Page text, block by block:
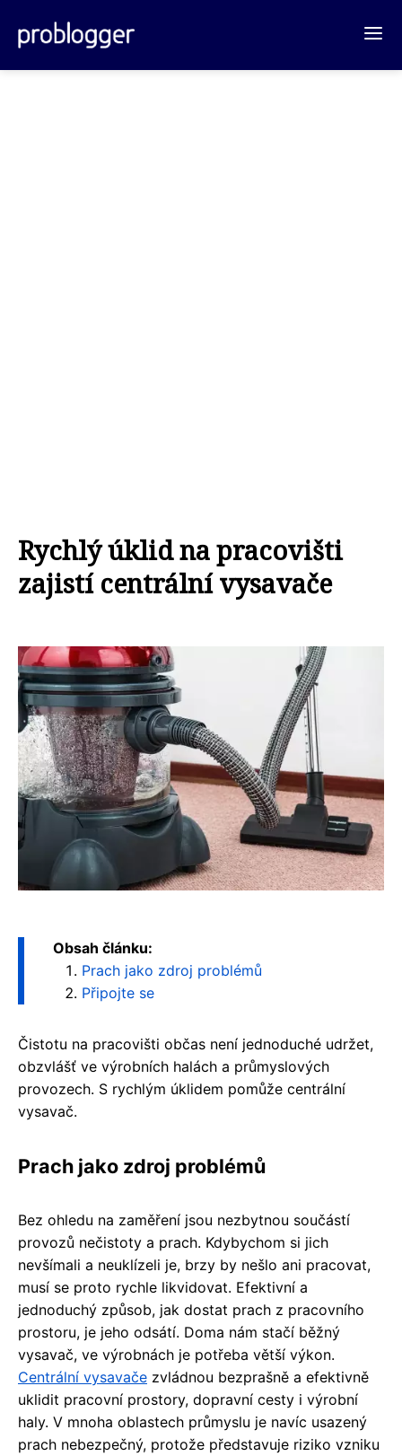
Rychlý úklid na pracovišti
zajistí centrální vysavače
Obsah článku:
Prach jako zdroj problémů
Připojte se
Čistotu na pracovišti občas není jednoduché udržet,
obzvlášť ve výrobních halách a průmyslových
provozech. S rychlým úklidem pomůže centrální
vysavač.
Prach jako zdroj problémů
Bez ohledu na zaměření jsou nezbytnou součástí
provozů nečistoty a prach. Kdybychom si jich
nevšímali a neuklízeli je, brzy by nešlo ani pracovat,
musí se proto rychle likvidovat. Efektivní a
jednoduchý způsob, jak dostat prach z pracovního
prostoru, je jeho odsátí. Doma nám stačí běžný
vysavač, ve výrobnách je potřeba větší výkon.
Centrální vysavače zvládnou bezprašně a efektivně
uklidit pracovní prostory, dopravní cesty i výrobní
haly. V mnoha oblastech průmyslu je navíc usazený
prach nebezpečný, protože představuje riziko vzniku